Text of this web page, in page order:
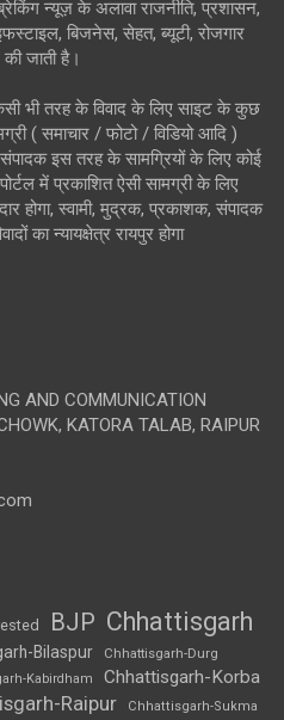
न्यूज़ के अलावा राजनीति, प्रशासन,
बिजनेस, सेहत, ब्यूटी, रोजगार
जाती है।
भी तरह के विवाद के लिए साइट के कुछ
( समाचार / फोटो / विडियो आदि )
इस तरह के सामग्रियों के लिए कोई
में प्रकाशित ऐसी सामग्री के लिए
होगा, स्वामी, मुद्रक, प्रकाशक, संपादक
का न्यायक्षेत्र रायपुर होगा
AND COMMUNICATION
KATORA TALAB, RAIPUR
BJP Chhattisgarh
Bilaspur Chhattisgarh-Durg
Kabirdham Chhattisgarh-Korba
Raipur
Chhattisgarh-Sukma